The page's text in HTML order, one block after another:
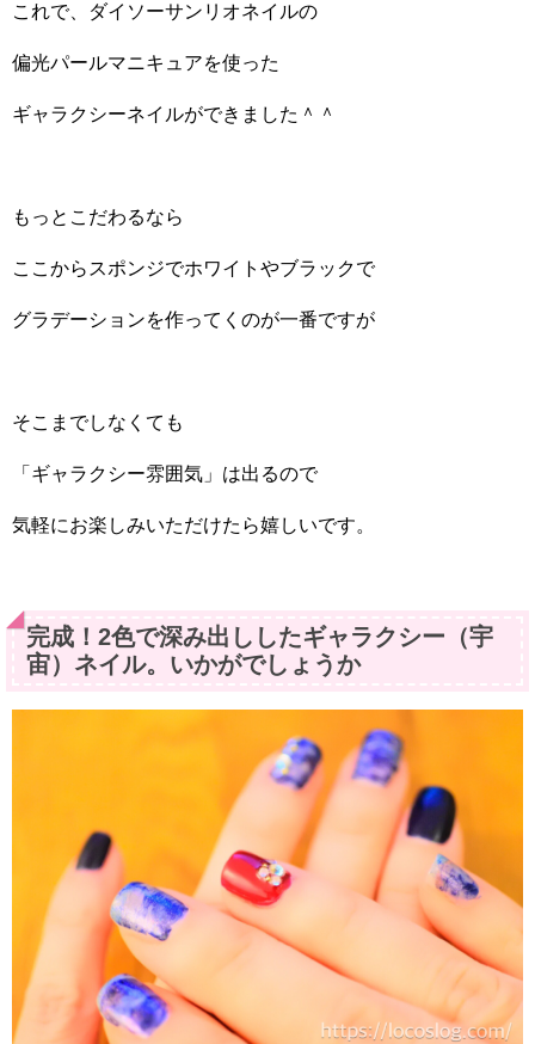
これで、ダイソーサンリオネイルの
偏光パールマニキュアを使った
ギャラクシーネイルができました＾＾
もっとこだわるなら
ここからスポンジでホワイトやブラックで
グラデーションを作ってくのが一番ですが
そこまでしなくても
「ギャラクシー雰囲気」は出るので
気軽にお楽しみいただけたら嬉しいです。
完成！2色で深み出ししたギャラクシー（宇
宙）ネイル。いかがでしょうか